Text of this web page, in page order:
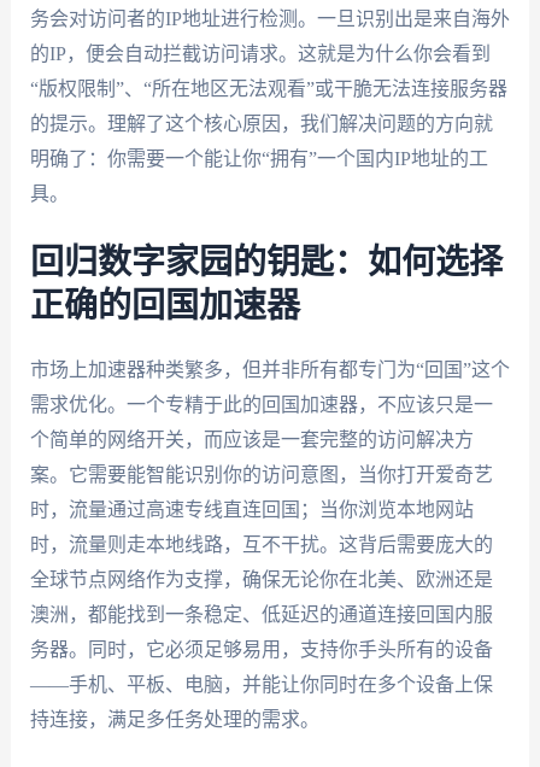
务会对访问者的IP地址进行检测。一旦识别出是来自海外
的IP，便会自动拦截访问请求。这就是为什么你会看到
“版权限制”、“所在地区无法观看”或干脆无法连接服务器
的提示。理解了这个核心原因，我们解决问题的方向就
明确了：你需要一个能让你“拥有”一个国内IP地址的工
具。
回归数字家园的钥匙：如何选择
正确的回国加速器
市场上加速器种类繁多，但并非所有都专门为“回国”这个
需求优化。一个专精于此的回国加速器，不应该只是一
个简单的网络开关，而应该是一套完整的访问解决方
案。它需要能智能识别你的访问意图，当你打开爱奇艺
时，流量通过高速专线直连回国；当你浏览本地网站
时，流量则走本地线路，互不干扰。这背后需要庞大的
全球节点网络作为支撑，确保无论你在北美、欧洲还是
澳洲，都能找到一条稳定、低延迟的通道连接回国内服
务器。同时，它必须足够易用，支持你手头所有的设备
——手机、平板、电脑，并能让你同时在多个设备上保
持连接，满足多任务处理的需求。